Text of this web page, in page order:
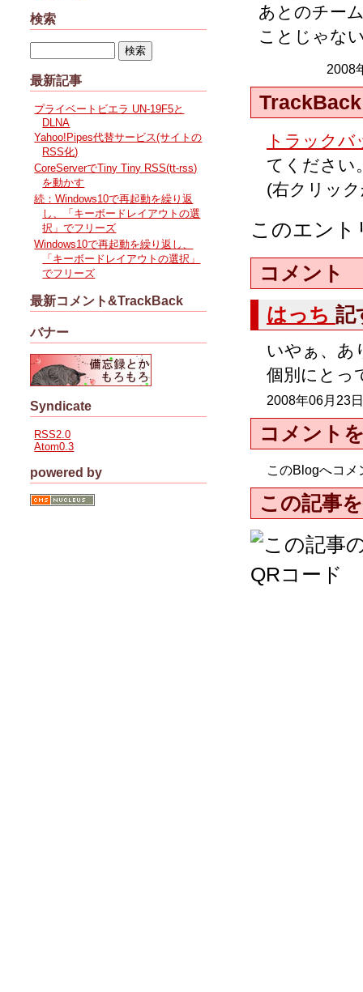
あとのチー
ことじゃな
2008
TrackBack
トラックバ
てください
(右クリッ
このエン
コメント
はっち 記
いやぁ、あ
個別にとっ
2008年06月23
コメント
このBlogへコ
この記事
検索
最新記事
プライベートビエラ UN-19F5と
DLNA
Yahoo!Pipes代替サービス(サイトの
RSS化)
CoreServerでTiny Tiny RSS(tt-rss)
を動かす
続：Windows10で再起動を繰り返
し、「キーボードレイアウトの選
択」でフリーズ
Windows10で再起動を繰り返し、
「キーボードレイアウトの選択」
でフリーズ
最新コメント&TrackBack
バナー
Syndicate
RSS2.0
Atom0.3
powered by